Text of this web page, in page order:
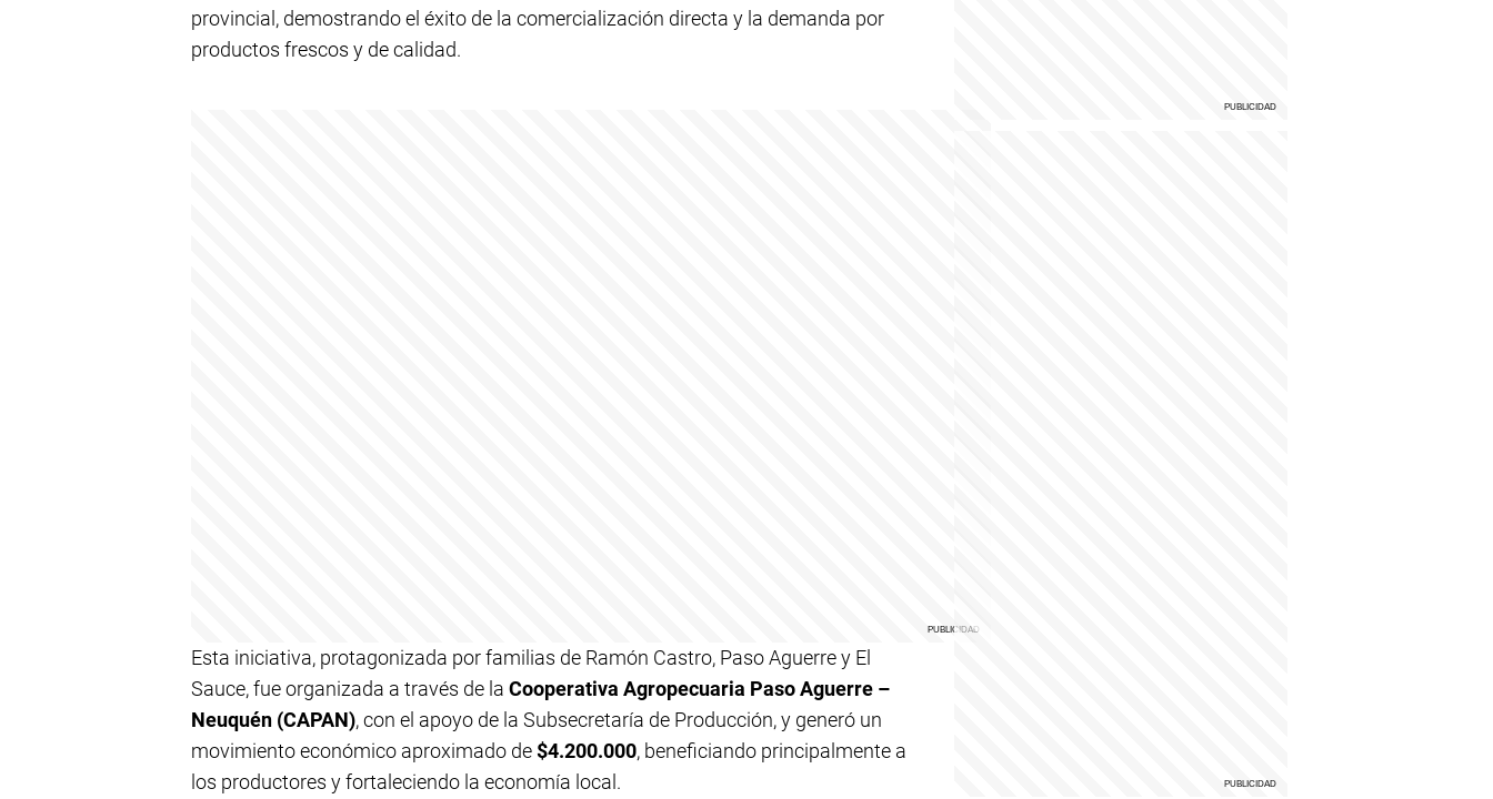
provincial, demostrando el éxito de la comercialización directa y la demanda por
productos frescos y de calidad.
Esta iniciativa, protagonizada por familias de Ramón Castro, Paso Aguerre y El
Sauce, fue organizada a través de la Cooperativa Agropecuaria Paso Aguerre –
Neuquén (CAPAN), con el apoyo de la Subsecretaría de Producción, y generó un
movimiento económico aproximado de$4.200.000, beneficiando principalmente a
los productores y fortaleciendo la economía local.